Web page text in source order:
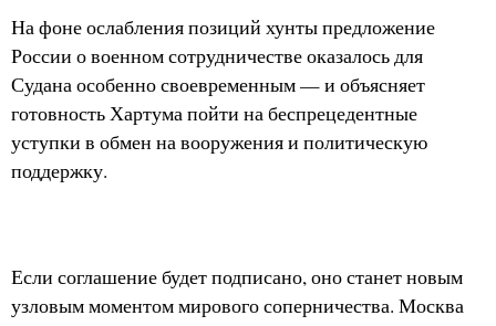
На фоне ослабления позиций хунты предложение
России о военном сотрудничестве оказалось для
Судана особенно своевременным — и объясняет
готовность Хартума пойти на беспрецедентные
уступки в обмен на вооружения и политическую
поддержку.
Если соглашение будет подписано, оно станет новым
узловым моментом мирового соперничества. Москва